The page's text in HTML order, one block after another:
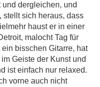
dergleichen, und
stellt sich heraus, dass
haust er in einer
malocht Tag für
bisschen Gitarre, hat
Geiste der Kunst und
ist einfach nur relaxed.
vorne auch nicht